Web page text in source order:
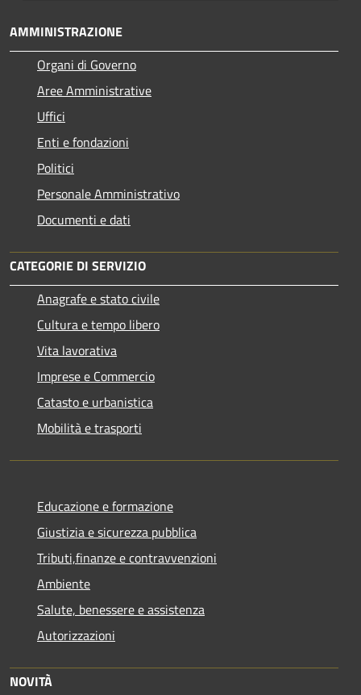
AMMINISTRAZIONE
Organi di Governo
Aree Amministrative
Uffici
Enti e fondazioni
Politici
Personale Amministrativo
Documenti e dati
CATEGORIE DI SERVIZIO
Anagrafe e stato civile
Cultura e tempo libero
Vita lavorativa
Imprese e Commercio
Catasto e urbanistica
Mobilità e trasporti
Educazione e formazione
Giustizia e sicurezza pubblica
Tributi,finanze e contravvenzioni
Ambiente
Salute, benessere e assistenza
Autorizzazioni
NOVITÀ